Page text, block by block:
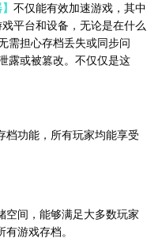
不仅能有效加速游戏，其中
平台和设备，无论是在什么
需担心存档丢失或同步问
露或被篡改。不仅仅是这
档功能，所有玩家均能享受
空间，能够满足大多数玩家
游戏存档。